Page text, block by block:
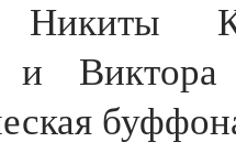
Никиты
и